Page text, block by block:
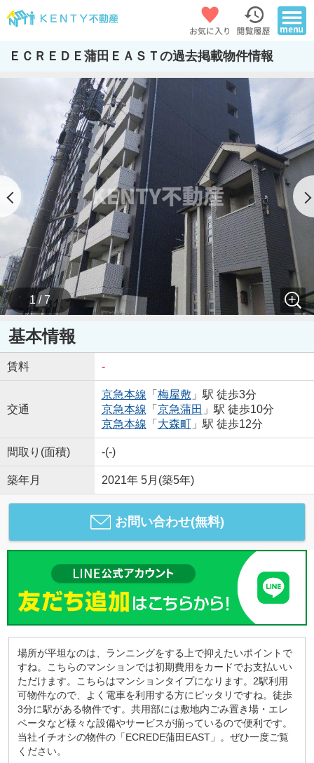
ＥＣＲＥＤＥ蒲田ＥＡＳＴの過去掲載物件情報
1 / 7
基本情報
賃料 -
交通
京急本線 「 梅屋敷 」駅 徒歩3分
京急本線 「 京急蒲田 」駅 徒歩10分
京急本線 「 大森町」駅 徒歩12分
間取り(面積) -(-)
築年月 2021年 5月(築5年)
お問い合わせ(無料)
場所が平坦なのは、ランニングをする上で抑えたいポイントで
すね。こちらのマンションでは初期費用をカードでお支払いい
ただけます。こちらはマンションタイプになります。2駅利用
可物件なので、よく電車を利用する方にピッタリですね。徒歩
3分に駅がある物件です。共用部には敷地内ごみ置き場・エレ
ベータなど様々な設備やサービスが揃っているので便利です。
当社イチオシの物件の「ECREDE蒲田EAST」。ぜひ一度ご覧
ください。